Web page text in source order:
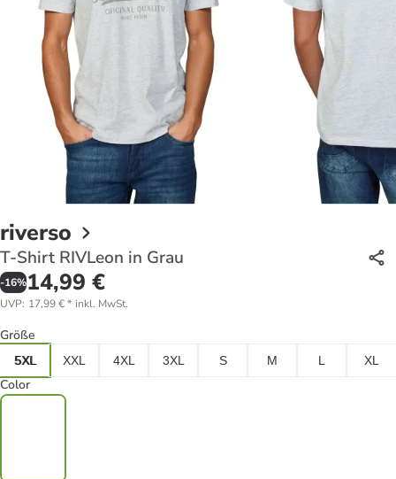
riverso
T-Shirt RIVLeon in Grau
-16%14,99 €
UVP: 17,99 €* inkl. MwSt.
Größe
5XL XXL 4XL 3XL S M L XL
Color